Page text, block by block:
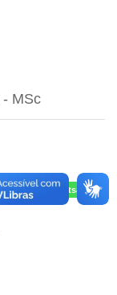
- MSc
Whatsapp